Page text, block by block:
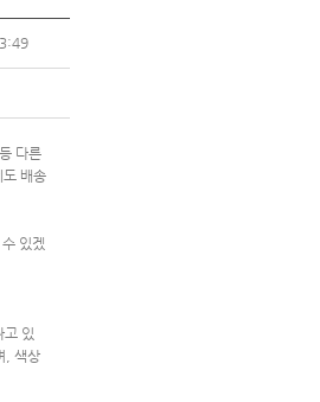
다른
도 배송
있겠
고 있
, 색상